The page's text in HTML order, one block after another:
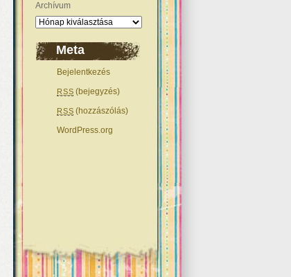
Archívum
Meta
Bejelentkezés
RSS (bejegyzés)
RSS (hozzászólás)
WordPress.org